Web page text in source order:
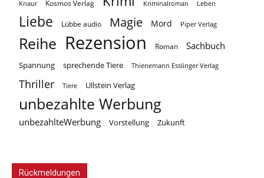
Knaur Kosmos Verlag Kriminalroman Leben
Liebe Lübbe audio Magie Mord Piper Verlag
Reihe Rezension Roman Sachbuch
Spannung sprechende Tiere Thienemann Esslinger Verlag
Thriller Tiere Ullstein Verlag
unbezahlte Werbung
unbezahlteWerbung Vorstellung Zukunft
Rückmeldungen